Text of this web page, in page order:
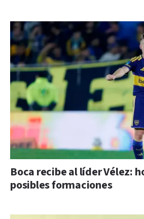
Boca recibe al líder Vélez:
posibles formaciones